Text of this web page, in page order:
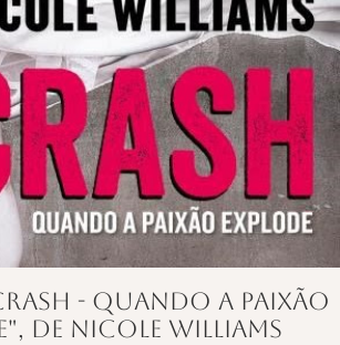
- Quando a paixão
de Nicole Williams